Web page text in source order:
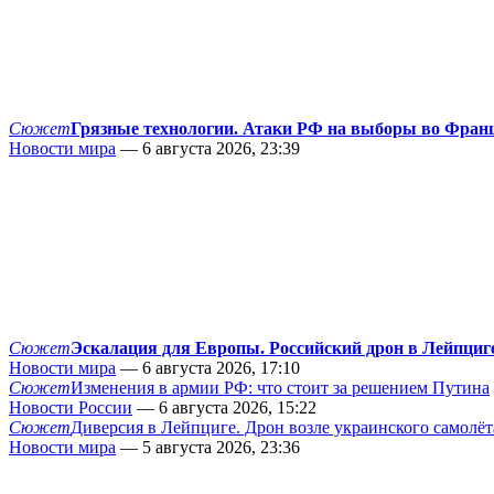
СюжетГрязные технологии. Атаки РФ на выборы во
Новости мира — 6 августа 2026, 23:39
СюжетЭскалация для Европы. Российский дрон в
Новости мира — 6 августа 2026, 17:10
СюжетИзменения в армии РФ: что стоит за решением Путина
Новости России — 6 августа 2026, 15:22
СюжетДиверсия в Лейпциге. Дрон возле украинского
Новости мира — 5 августа 2026, 23:36